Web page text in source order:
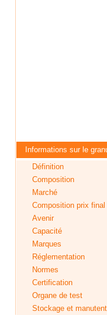
Informations sur le
Définition
Composition
Marché
Composition prix final
Avenir
Capacité
Marques
Réglementation
Normes
Certification
Organe de test
Stockage et